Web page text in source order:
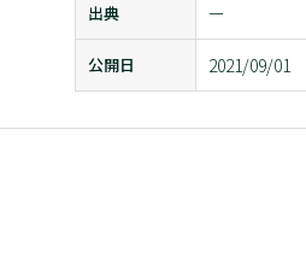
出典 ー
公開日 2021/09/01